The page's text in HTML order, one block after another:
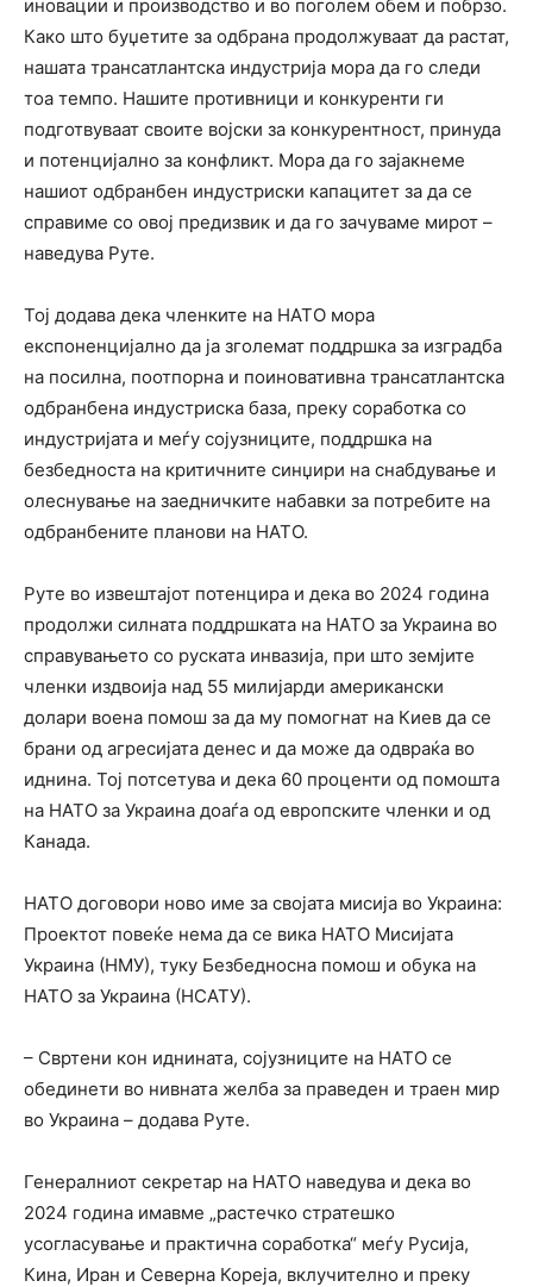
иновации и производство и во поголем обем и побрзо.
Како што буџетите за одбрана продолжуваат да растат,
нашата трансатлантска индустрија мора да го следи
тоа темпо. Нашите противници и конкуренти ги
подготвуваат своите војски за конкурентност, принуда
и потенцијално за конфликт. Мора да го зајакнеме
нашиот одбранбен индустриски капацитет за да се
справиме со овој предизвик и да го зачуваме мирот –
наведува Руте.
Тој додава дека членките на НАТО мора
експоненцијално да ја зголемат поддршка за изградба
на посилна, поотпорна и поиновативна трансатлантска
одбранбена индустриска база, преку соработка со
индустријата и меѓу сојузниците, поддршка на
безбедноста на критичните синџири на снабдување и
олеснување на заедничките набавки за потребите на
одбранбените планови на НАТО.
Руте во извештајот потенцира и дека во 2024 година
продолжи силната поддршката на НАТО за Украина во
справувањето со руската инвазија, при што земјите
членки издвоија над 55 милијарди американски
долари воена помош за да му помогнат на Киев да се
брани од агресијата денес и да може да одвраќа во
иднина. Тој потсетува и дека 60 проценти од помошта
на НАТО за Украина доаѓа од европските членки и од
Канада.
НАТО договори ново име за својата мисија во Украина:
Проектот повеќе нема да се вика НАТО Мисијата
Украина (НМУ), туку Безбедносна помош и обука на
НАТО за Украина (НСАТУ).
– Свртени кон иднината, сојузниците на НАТО се
обединети во нивната желба за праведен и траен мир
во Украина – додава Руте.
Генералниот секретар на НАТО наведува и дека во
2024 година имавме „растечко стратешко
усогласување и практична соработка“ меѓу Русија,
Кина, Иран и Северна Кореја, вклучително и преку